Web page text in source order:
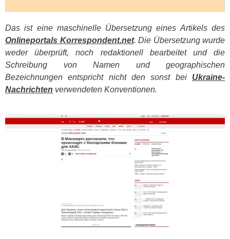
Das ist eine maschinelle Übersetzung eines Artikels des
Onlineportals Korrespondent.net. Die Übersetzung wurde
weder überprüft, noch redaktionell bearbeitet und die
Schreibung von Namen und geographischen
Bezeichnungen entspricht nicht den sonst bei Ukraine-
Nachrichten verwendeten Konventionen.